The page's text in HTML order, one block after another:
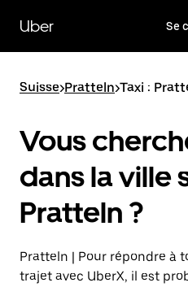
contenu
principal
Uber Se
Suisse>Pratteln>Taxi :
Vous
dans la ville
Pratteln ?
Pratteln | Pour répondre à
trajet avec UberX, il est